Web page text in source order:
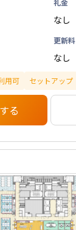
礼金
なし
更新料
なし
用可 セットアップ
る